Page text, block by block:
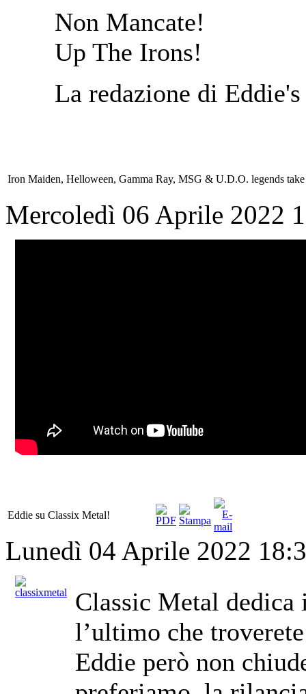
Non Mancate!
Up The Irons!
La redazione di Eddie's
Iron Maiden, Helloween, Gamma Ray, MSG & U.D.O. legends
Mercoledì 06 Aprile 2022
Eddie su Classix Metal!
Lunedì 04 Aprile 2022
Classic Metal dedica
l’ultimo che
Eddie però non